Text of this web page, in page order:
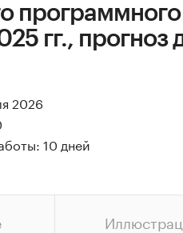
гг., прогноз
2026
10 дней